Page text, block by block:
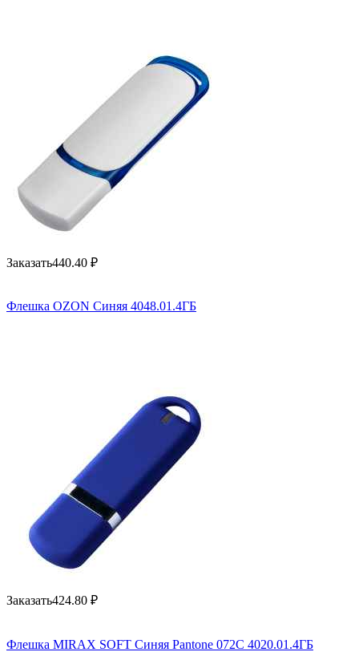
Заказать440.40 ₽
Флешка OZON Синяя 4048.01.4ГБ
Заказать424.80 ₽
Флешка MIRAX SOFT Синяя Pantone 072C 4020.01.4ГБ